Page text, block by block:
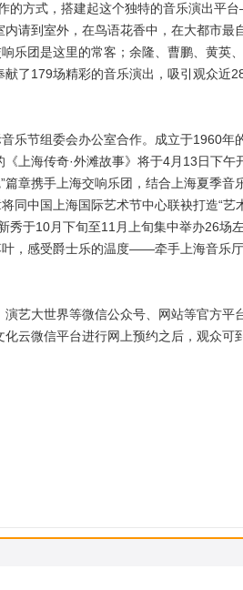
的方式，搭建起这个独特的音乐演出平
请到室外，在鸟语花香中，在大都市最
乐团是这里的常客；余隆、曹鹏、黄英
了179场精彩的音乐演出，吸引观众近
乐节组委会办公室合作。成立于1960年
上海传奇·外滩故事》将于4月13日下午
章携手上海交响乐团，结合上海夏季音
同中国上海国际艺术节中心联袂打造“艺
于10月下旬至11月上旬集中举办26场
叶，感受爵士乐的温度——牵手上海音乐
艺大世界等微信公众号、网站等官方平
云微信平台进行网上预约之后，观众可